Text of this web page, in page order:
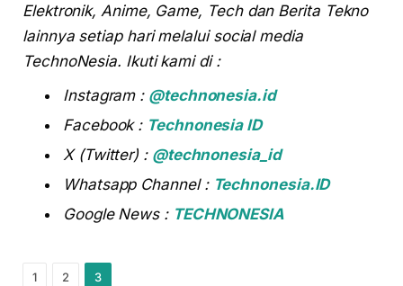
Elektronik, Anime, Game, Tech dan Berita Tekno
lainnya setiap hari melalui social media
TechnoNesia. Ikuti kami di :
Instagram : @technonesia.id
Facebook : Technonesia ID
X (Twitter) : @technonesia_id
Whatsapp Channel : Technonesia.ID
Google News : TECHNONESIA
1 2 3